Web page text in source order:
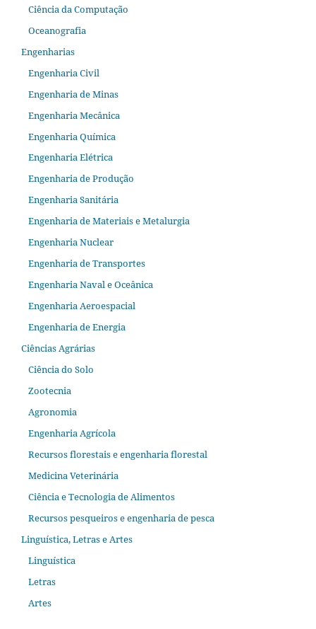
Ciência da Computação
Oceanografia
Engenharias
Engenharia Civil
Engenharia de Minas
Engenharia Mecânica
Engenharia Química
Engenharia Elétrica
Engenharia de Produção
Engenharia Sanitária
Engenharia de Materiais e Metalurgia
Engenharia Nuclear
Engenharia de Transportes
Engenharia Naval e Oceânica
Engenharia Aeroespacial
Engenharia de Energia
Ciências Agrárias
Ciência do Solo
Zootecnia
Agronomia
Engenharia Agrícola
Recursos florestais e engenharia florestal
Medicina Veterinária
Ciência e Tecnologia de Alimentos
Recursos pesqueiros e engenharia de pesca
Linguística, Letras e Artes
Linguística
Letras
Artes